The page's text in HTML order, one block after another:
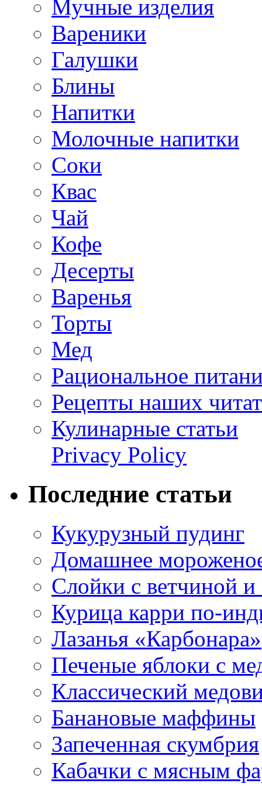
Мучные изделия
Вареники
Галушки
Блины
Напитки
Молочные напитки
Соки
Квас
Чай
Кофе
Десерты
Варенья
Торты
Мед
Рациональное
Рецепты наших
Кулинарные статьи
Privacy Policy
Последние статьи
Кукурузный пудинг
Домашнее
Слойки с ветчиной
Курица карри по-
Лазанья «Карбонара»
Печеные яблоки с
Классический
Банановые маффины
Запеченная скумбрия
Кабачки с мясным